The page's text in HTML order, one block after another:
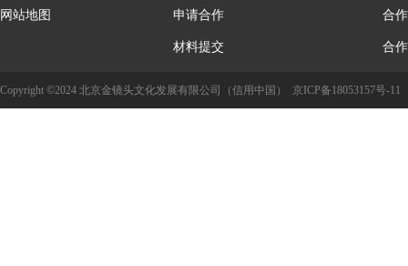
网站地图 申请合作
材料提交
合
合
Copyright ©2024 北京金镜头文化发展有限公司（信用中国） 京ICP备18053157号-11